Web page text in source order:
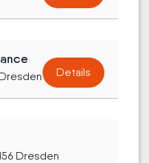
Details
Dresden